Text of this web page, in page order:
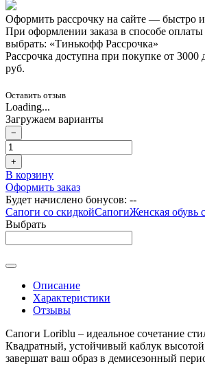
Оформить рассрочку на сайте — быстро и
При оформлении заказа в способе
выбрать: «Тинькофф Рассрочка»
Рассрочка доступна при покупке от 3000
руб.
Оставить отзыв
Loading...
Загружаем варианты
−
+
В корзину
Оформить заказ
Будет начислено бонусов: --
Сапоги со скидкойСапогиЖенская обувь
Выбрать
Описание
Характеристики
Отзывы
Сапоги Loriblu – идеальное сочетание
Квадратный, устойчивый каблук
завершат ваш образ в демисезонный